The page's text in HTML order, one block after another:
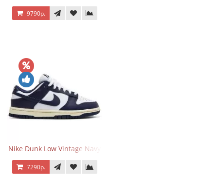
9790р.
Nike Dunk Low Vintage Navy
7290р.